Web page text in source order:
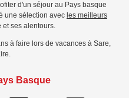
d'un séjour au Pays basque
une sélection avec les meilleurs
et ses alentours.
à faire lors de vacances à Sare,
Basque